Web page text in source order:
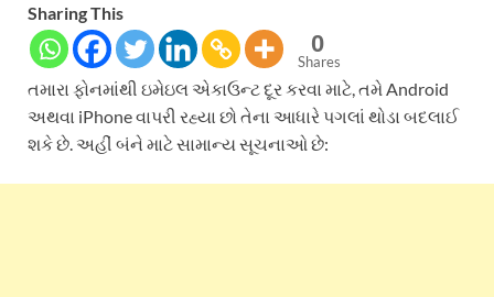
Sharing This
0
Shares
તમારા ફોનમાંથી ઇમેઇલ એકાઉન્ટ દૂર કરવા માટે, તમે Android
અથવા iPhone વાપરી રહ્યા છો તેના આધારે પગલાં થોડા બદલાઈ
શકે છે. અહીં બંને માટે સામાન્ય સૂચનાઓ છે: